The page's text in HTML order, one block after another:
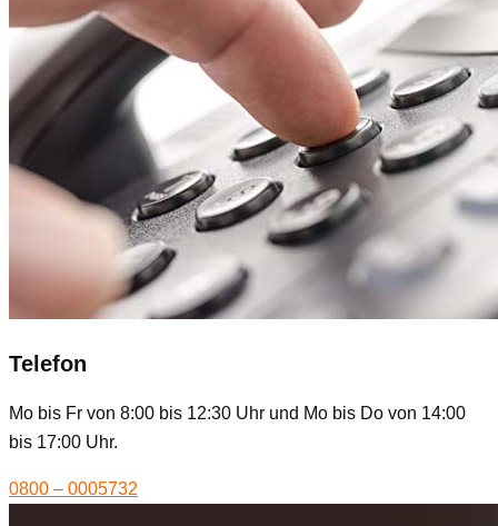
Telefon
Mo bis Fr von 8:00 bis 12:30 Uhr und Mo bis Do von 14:00
bis 17:00 Uhr.
0800 – 0005732